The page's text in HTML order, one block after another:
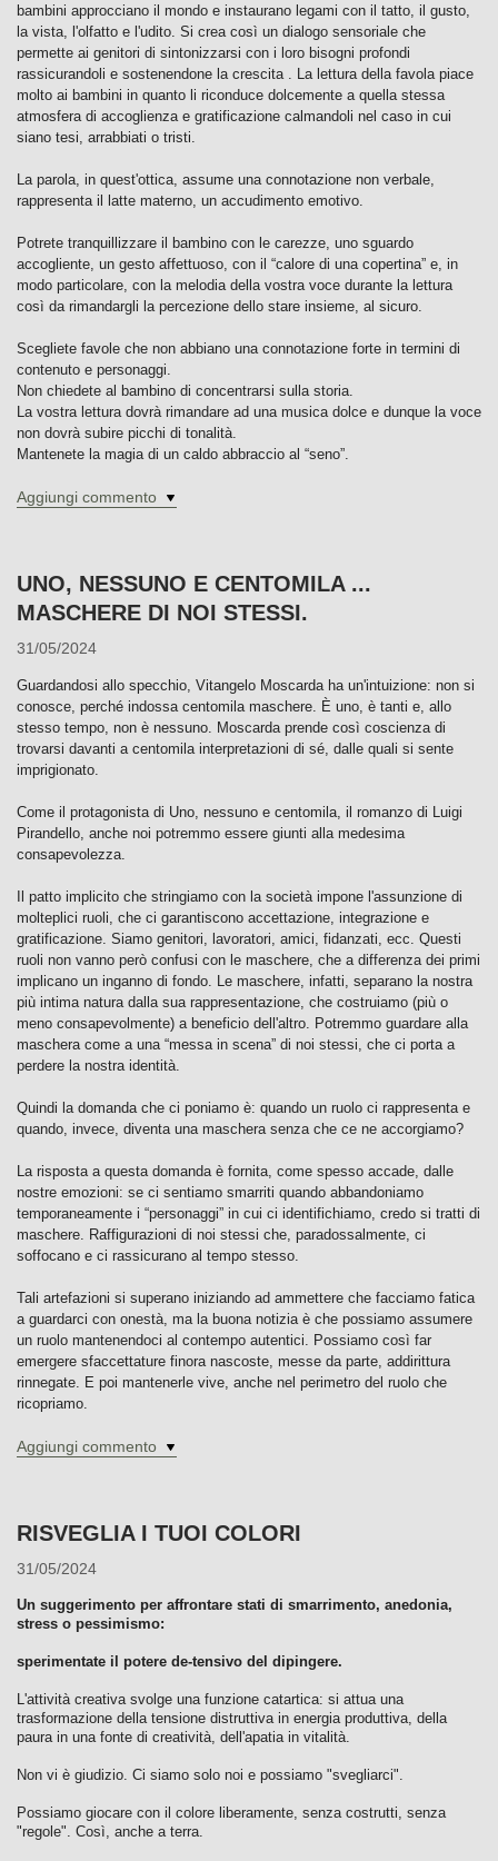
bambini approcciano il mondo e instaurano legami con il tatto, il gusto,
la vista, l'olfatto e l'udito. Si crea così un dialogo sensoriale che
permette ai genitori di sintonizzarsi con i loro bisogni profondi
rassicurandoli e sostenendone la crescita . La lettura della favola piace
molto ai bambini in quanto li riconduce dolcemente a quella stessa
atmosfera di accoglienza e gratificazione calmandoli nel caso in cui
siano tesi, arrabbiati o tristi.
La parola, in quest'ottica, assume una connotazione non verbale,
rappresenta il latte materno, un accudimento emotivo.
Potrete tranquillizzare il bambino con le carezze, uno sguardo
accogliente, un gesto affettuoso, con il “calore di una copertina” e, in
modo particolare, con la melodia della vostra voce durante la lettura
così da rimandargli la percezione dello stare insieme, al sicuro.
Scegliete favole che non abbiano una connotazione forte in termini di
contenuto e personaggi.
Non chiedete al bambino di concentrarsi sulla storia.
La vostra lettura dovrà rimandare ad una musica dolce e dunque la voce
non dovrà subire picchi di tonalità.
Mantenete la magia di un caldo abbraccio al “seno”.
Aggiungi commento
UNO, NESSUNO E CENTOMILA ...
MASCHERE DI NOI STESSI.
31/05/2024
Guardandosi allo specchio, Vitangelo Moscarda ha un'intuizione: non si
conosce, perché indossa centomila maschere. È uno, è tanti e, allo
stesso tempo, non è nessuno. Moscarda prende così coscienza di
trovarsi davanti a centomila interpretazioni di sé, dalle quali si sente
imprigionato.
Come il protagonista di Uno, nessuno e centomila, il romanzo di Luigi
Pirandello, anche noi potremmo essere giunti alla medesima
consapevolezza.
Il patto implicito che stringiamo con la società impone l'assunzione di
molteplici ruoli, che ci garantiscono accettazione, integrazione e
gratificazione. Siamo genitori, lavoratori, amici, fidanzati, ecc. Questi
ruoli non vanno però confusi con le maschere, che a differenza dei primi
implicano un inganno di fondo. Le maschere, infatti, separano la nostra
più intima natura dalla sua rappresentazione, che costruiamo (più o
meno consapevolmente) a beneficio dell'altro. Potremmo guardare alla
maschera come a una “messa in scena” di noi stessi, che ci porta a
perdere la nostra identità.
Quindi la domanda che ci poniamo è: quando un ruolo ci rappresenta e
quando, invece, diventa una maschera senza che ce ne accorgiamo?
La risposta a questa domanda è fornita, come spesso accade, dalle
nostre emozioni: se ci sentiamo smarriti quando abbandoniamo
temporaneamente i “personaggi” in cui ci identifichiamo, credo si tratti di
maschere. Raffigurazioni di noi stessi che, paradossalmente, ci
soffocano e ci rassicurano al tempo stesso.
Tali artefazioni si superano iniziando ad ammettere che facciamo fatica
a guardarci con onestà, ma la buona notizia è che possiamo assumere
un ruolo mantenendoci al contempo autentici. Possiamo così far
emergere sfaccettature finora nascoste, messe da parte, addirittura
rinnegate. E poi mantenerle vive, anche nel perimetro del ruolo che
ricopriamo.
Aggiungi commento
RISVEGLIA I TUOI COLORI
31/05/2024
Un suggerimento per affrontare stati di smarrimento, anedonia,
stress o pessimismo:
sperimentate il potere de-tensivo del dipingere.
L'attività creativa svolge una funzione catartica: si attua una
trasformazione della tensione distruttiva in energia produttiva, della
paura in una fonte di creatività, dell'apatia in vitalità.
Non vi è giudizio. Ci siamo solo noi e possiamo "svegliarci".
Possiamo giocare con il colore liberamente, senza costrutti, senza
"regole". Così, anche a terra.